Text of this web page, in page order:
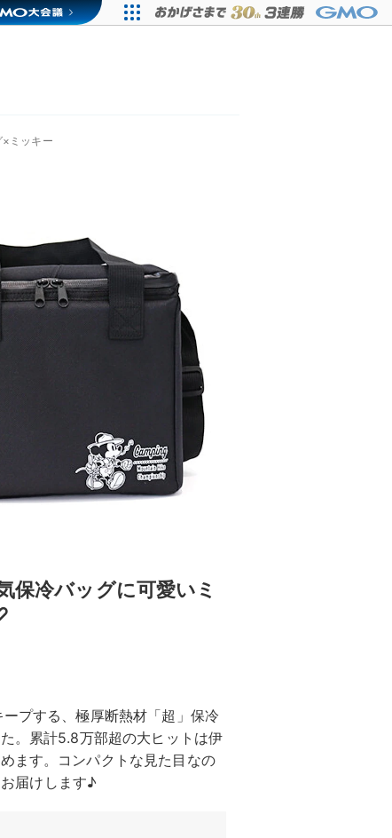
×ミッキー
保冷バッグに可愛いミ
プする、極厚断熱材「超」保冷
。累計5.8万部超の大ヒットは伊
ます。コンパクトな見た目なの
届けします♪